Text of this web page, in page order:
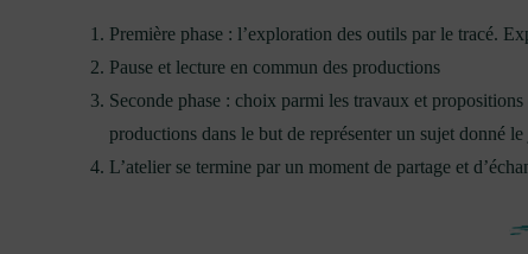
Première phase : l’exploration des outils par le tracé.
Pause et lecture en commun des productions
Seconde phase : choix parmi les travaux et
productions dans le but de représenter un sujet donné le
L’atelier se termine par un moment de partage et